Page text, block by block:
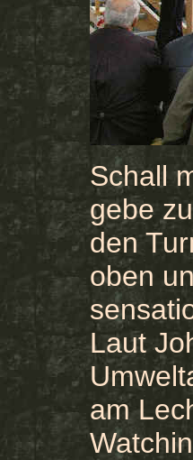
Schall
gebe
den
oben
Laut
am